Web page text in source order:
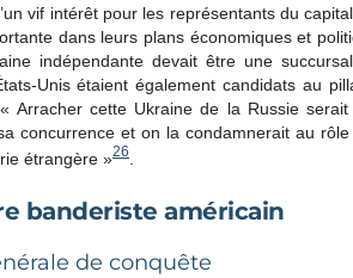
vif intérêt pour les représentants du
dans leurs plans économiques et
indépendante devait être une
Unis étaient également candidats au
Arracher cette Ukraine de la Russie
concurrence et on la condamnerait au
étrangère »26
banderiste américain
de conquête